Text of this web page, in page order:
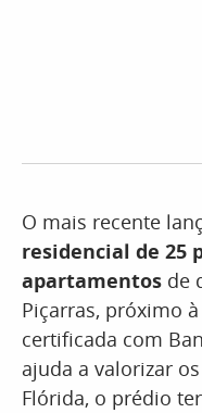
O mais recente
residencial de 25
apartamentos de
Piçarras, próximo
certificada com
ajuda a valorizar
Flórida, o prédio